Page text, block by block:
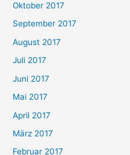
Oktober 2017
September 2017
August 2017
Juli 2017
Juni 2017
Mai 2017
April 2017
März 2017
Februar 2017